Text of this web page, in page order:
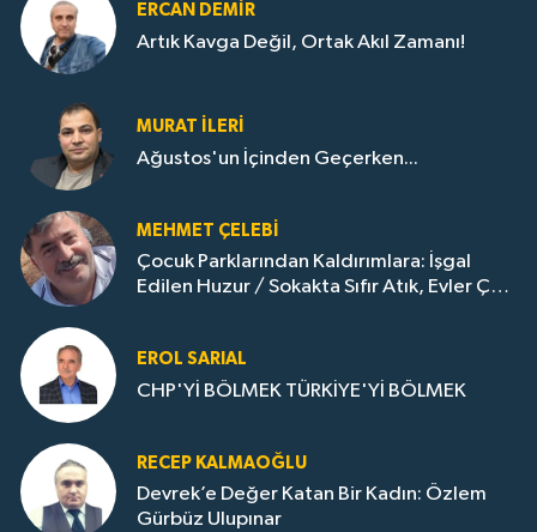
ERCAN DEMIR
Artık Kavga Değil, Ortak Akıl Zamanı!
MURAT İLERI
Ağustos'un İçinden Geçerken...
MEHMET ÇELEBI
Çocuk Parklarından Kaldırımlara: İşgal
Edilen Huzur / Sokakta Sıfır Atık, Evler Çöp
EROL SARIAL
CHP'Yİ BÖLMEK TÜRKİYE'Yİ BÖLMEK
RECEP KALMAOĞLU
Devrek’e Değer Katan Bir Kadın: Özlem
Gürbüz Ulupınar